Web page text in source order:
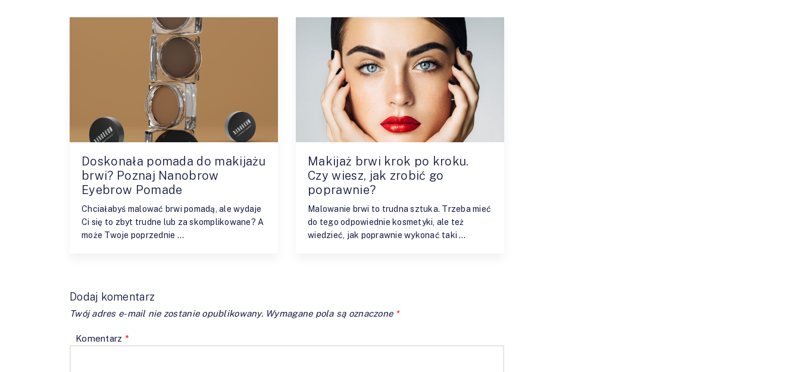
Doskonała pomada do makijażu
brwi? Poznaj Nanobrow
Eyebrow Pomade
Chciałabyś malować brwi pomadą, ale wydaje
Ci się to zbyt trudne lub za skomplikowane? A
może Twoje poprzednie …
Makijaż brwi krok po kroku.
Czy wiesz, jak zrobić go
poprawnie?
Malowanie brwi to trudna sztuka. Trzeba mieć
do tego odpowiednie kosmetyki, ale też
wiedzieć, jak poprawnie wykonać taki …
Dodaj komentarz
Twój adres e-mail nie zostanie opublikowany. Wymagane pola są oznaczone *
Komentarz *